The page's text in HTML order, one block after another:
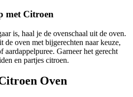
met Citroen
is, haal je de ovenschaal uit de oven.
de oven met bijgerechten naar keuze,
aardappelpuree. Garneer het gerecht
en partjes citroen.
Oven